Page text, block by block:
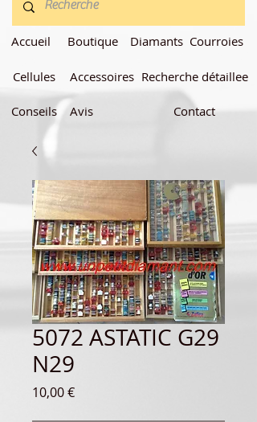
Accueil
Cellules
Conseils
Boutique
Accessoires
Avis
Diamants Courroies
Recherche détaillee
Contact
5072 ASTATIC G29
N29
10,00 €Prix